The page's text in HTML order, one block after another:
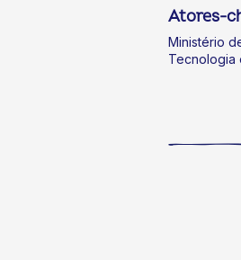
Atores-
Ministério
Tecnologia